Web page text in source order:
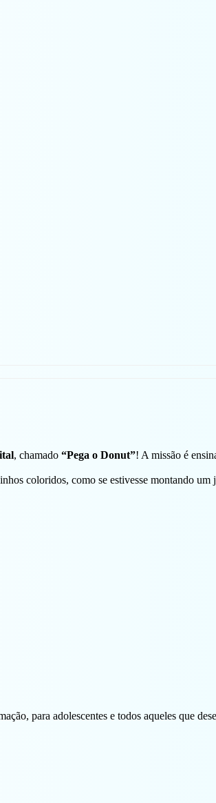
, chamado “Pega o Donut”! A missão é
coloridos, como se estivesse montando um
para adolescentes e todos aqueles que